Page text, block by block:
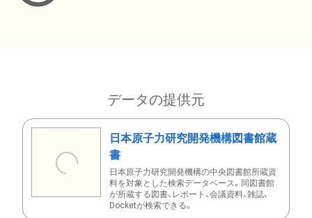
データの提供元
日本原子力研究開発機構図書館蔵
書
日本原子力研究開発機構の中央図書館所蔵資
料を対象とした検索データベース。同図書館
が所蔵する図書、レポート、会議資料、雑誌、
Docketが検索できる。